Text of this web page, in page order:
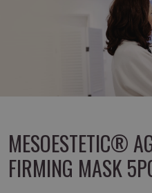
MESOESTETIC®
FIRMING MASK